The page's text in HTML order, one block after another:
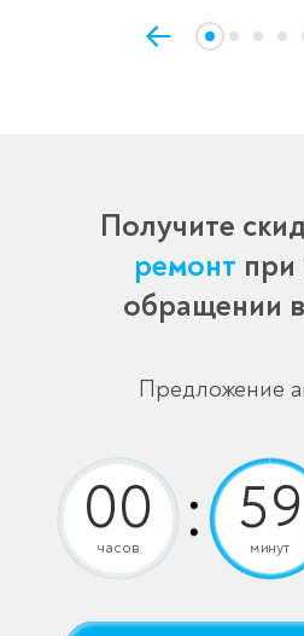
Получите
ремонт
обращении
Предложение
часов минут